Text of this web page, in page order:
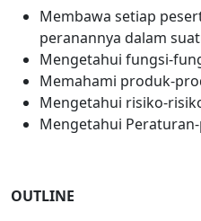
Membawa setiap
peranannya dalam
Mengetahui fungsi-
Memahami produk-
Mengetahui risiko-
Mengetahui
OUTLINE